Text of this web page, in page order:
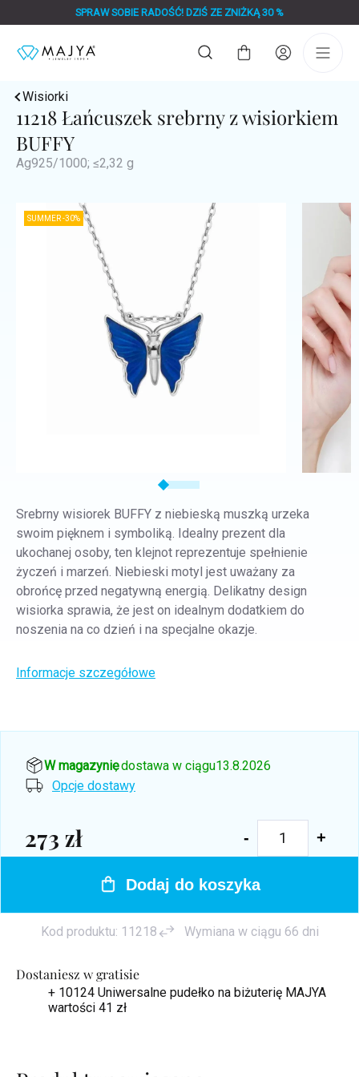
do
SPRAW SOBIE RADOŚĆ! DZIŚ ZE ZNIŻKĄ 30 %
Koszyk
Wisiorki
11218 Łańcuszek srebrny z wisiorkiem
BUFFY
Ag925/1000; ≤2,32 g
SUMMER -30%
Dostaniesz w gratisie
+ 10124 Uniwersalne pudełko na biżuterię MAJYA
wartości 41 zł
Srebrny wisiorek BUFFY z niebieską muszką urzeka
swoim pięknem i symboliką. Idealny prezent dla
ukochanej osoby, ten klejnot reprezentuje spełnienie
życzeń i marzeń. Niebieski motyl jest uważany za
obrońcę przed negatywną energią. Delikatny design
wisiorka sprawia, że jest on idealnym dodatkiem do
noszenia na co dzień i na specjalne okazje.
Informacje szczegółowe
W magazynie, dostawa w ciągu13.8.2026
Opcje dostawy
273 zł
Cena
Dodaj do koszyka
Kod produktu: 11218 Wymiana w ciągu 66 dni